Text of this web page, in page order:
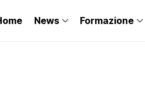
News Formazione